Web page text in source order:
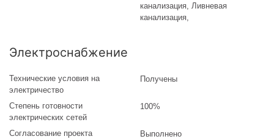
канализация, Ливневая
канализация,
Электроснабжение
Технические условия на
электричество
Получены
Степень готовности
электрических сетей
100%
Согласование проекта
Выполнено